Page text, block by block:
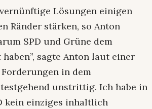
Lösungen einigen
Ränder stärken, so Anton
SPD und Grüne dem
sagte Anton laut einer
in dem
unstrittig. Ich habe in
kein einziges inhaltlich